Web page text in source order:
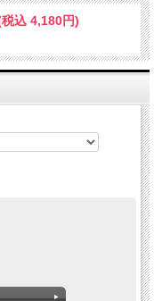
込 4,180円)